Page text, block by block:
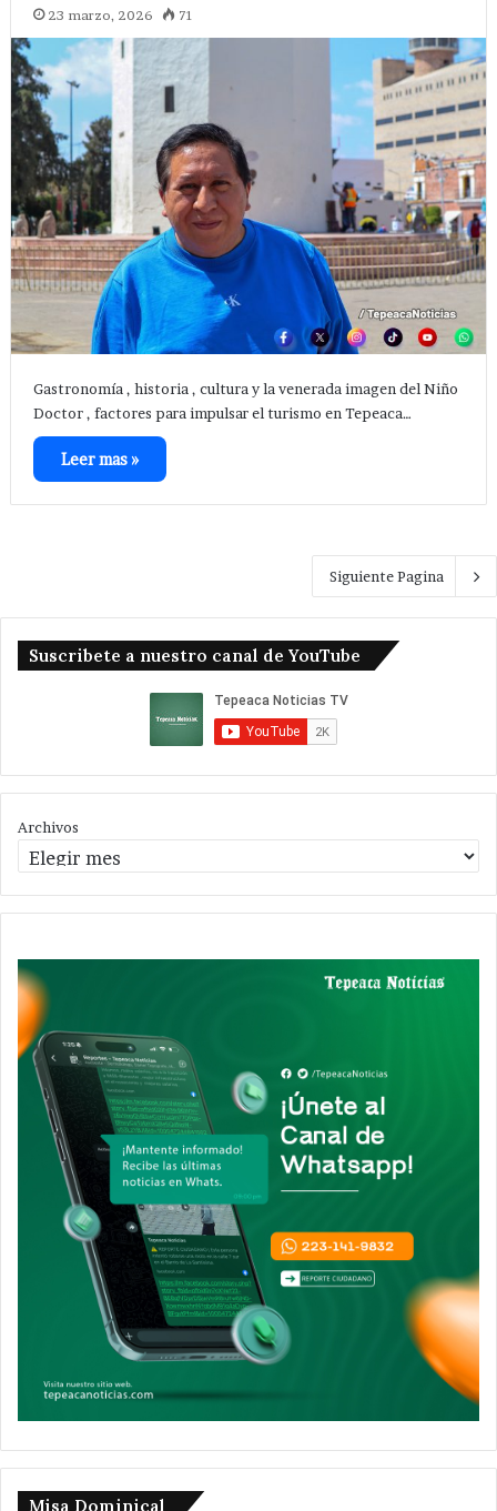
23 marzo, 2026 71
Gastronomía , historia , cultura y la venerada imagen del Niño
Doctor , factores para impulsar el turismo en Tepeaca…
Leer mas »
Siguiente Pagina
Suscribete a nuestro canal de YouTube
Archivos
Misa Dominical